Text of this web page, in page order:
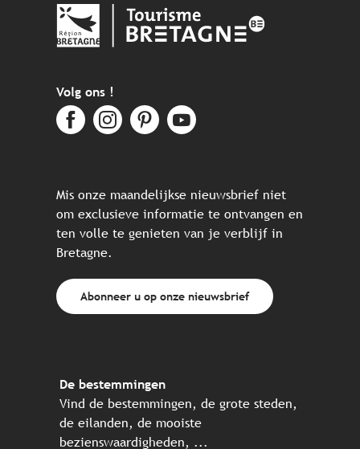
Volg ons !
Mis onze maandelijkse nieuwsbrief niet
om exclusieve informatie te ontvangen en
ten volle te genieten van je verblijf in
Bretagne.
Abonneer u op onze nieuwsbrief
De bestemmingen
Vind de bestemmingen, de grote steden,
de eilanden, de mooiste
bezienswaardigheden, ...